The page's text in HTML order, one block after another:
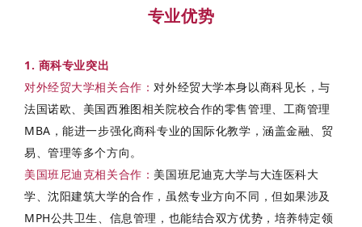
专业优势
1. 商科专业突出
对外经贸大学相关合作 ：对外经贸大学本身以商科见长，与
法国诺欧、美国西雅图相关院校合作的零售管理、工商管理
MBA，能进一步强化商科专业的国际化教学，涵盖金融、贸
易、管理等多个方向。
美国班尼迪克相关合作 ： 美国班尼迪克大学与大连医科大
学、沈阳建筑大学的合作，虽然专业方向不同，但如果涉及
MPH公共卫生、信息管理，也能结合双方优势，培养特定领